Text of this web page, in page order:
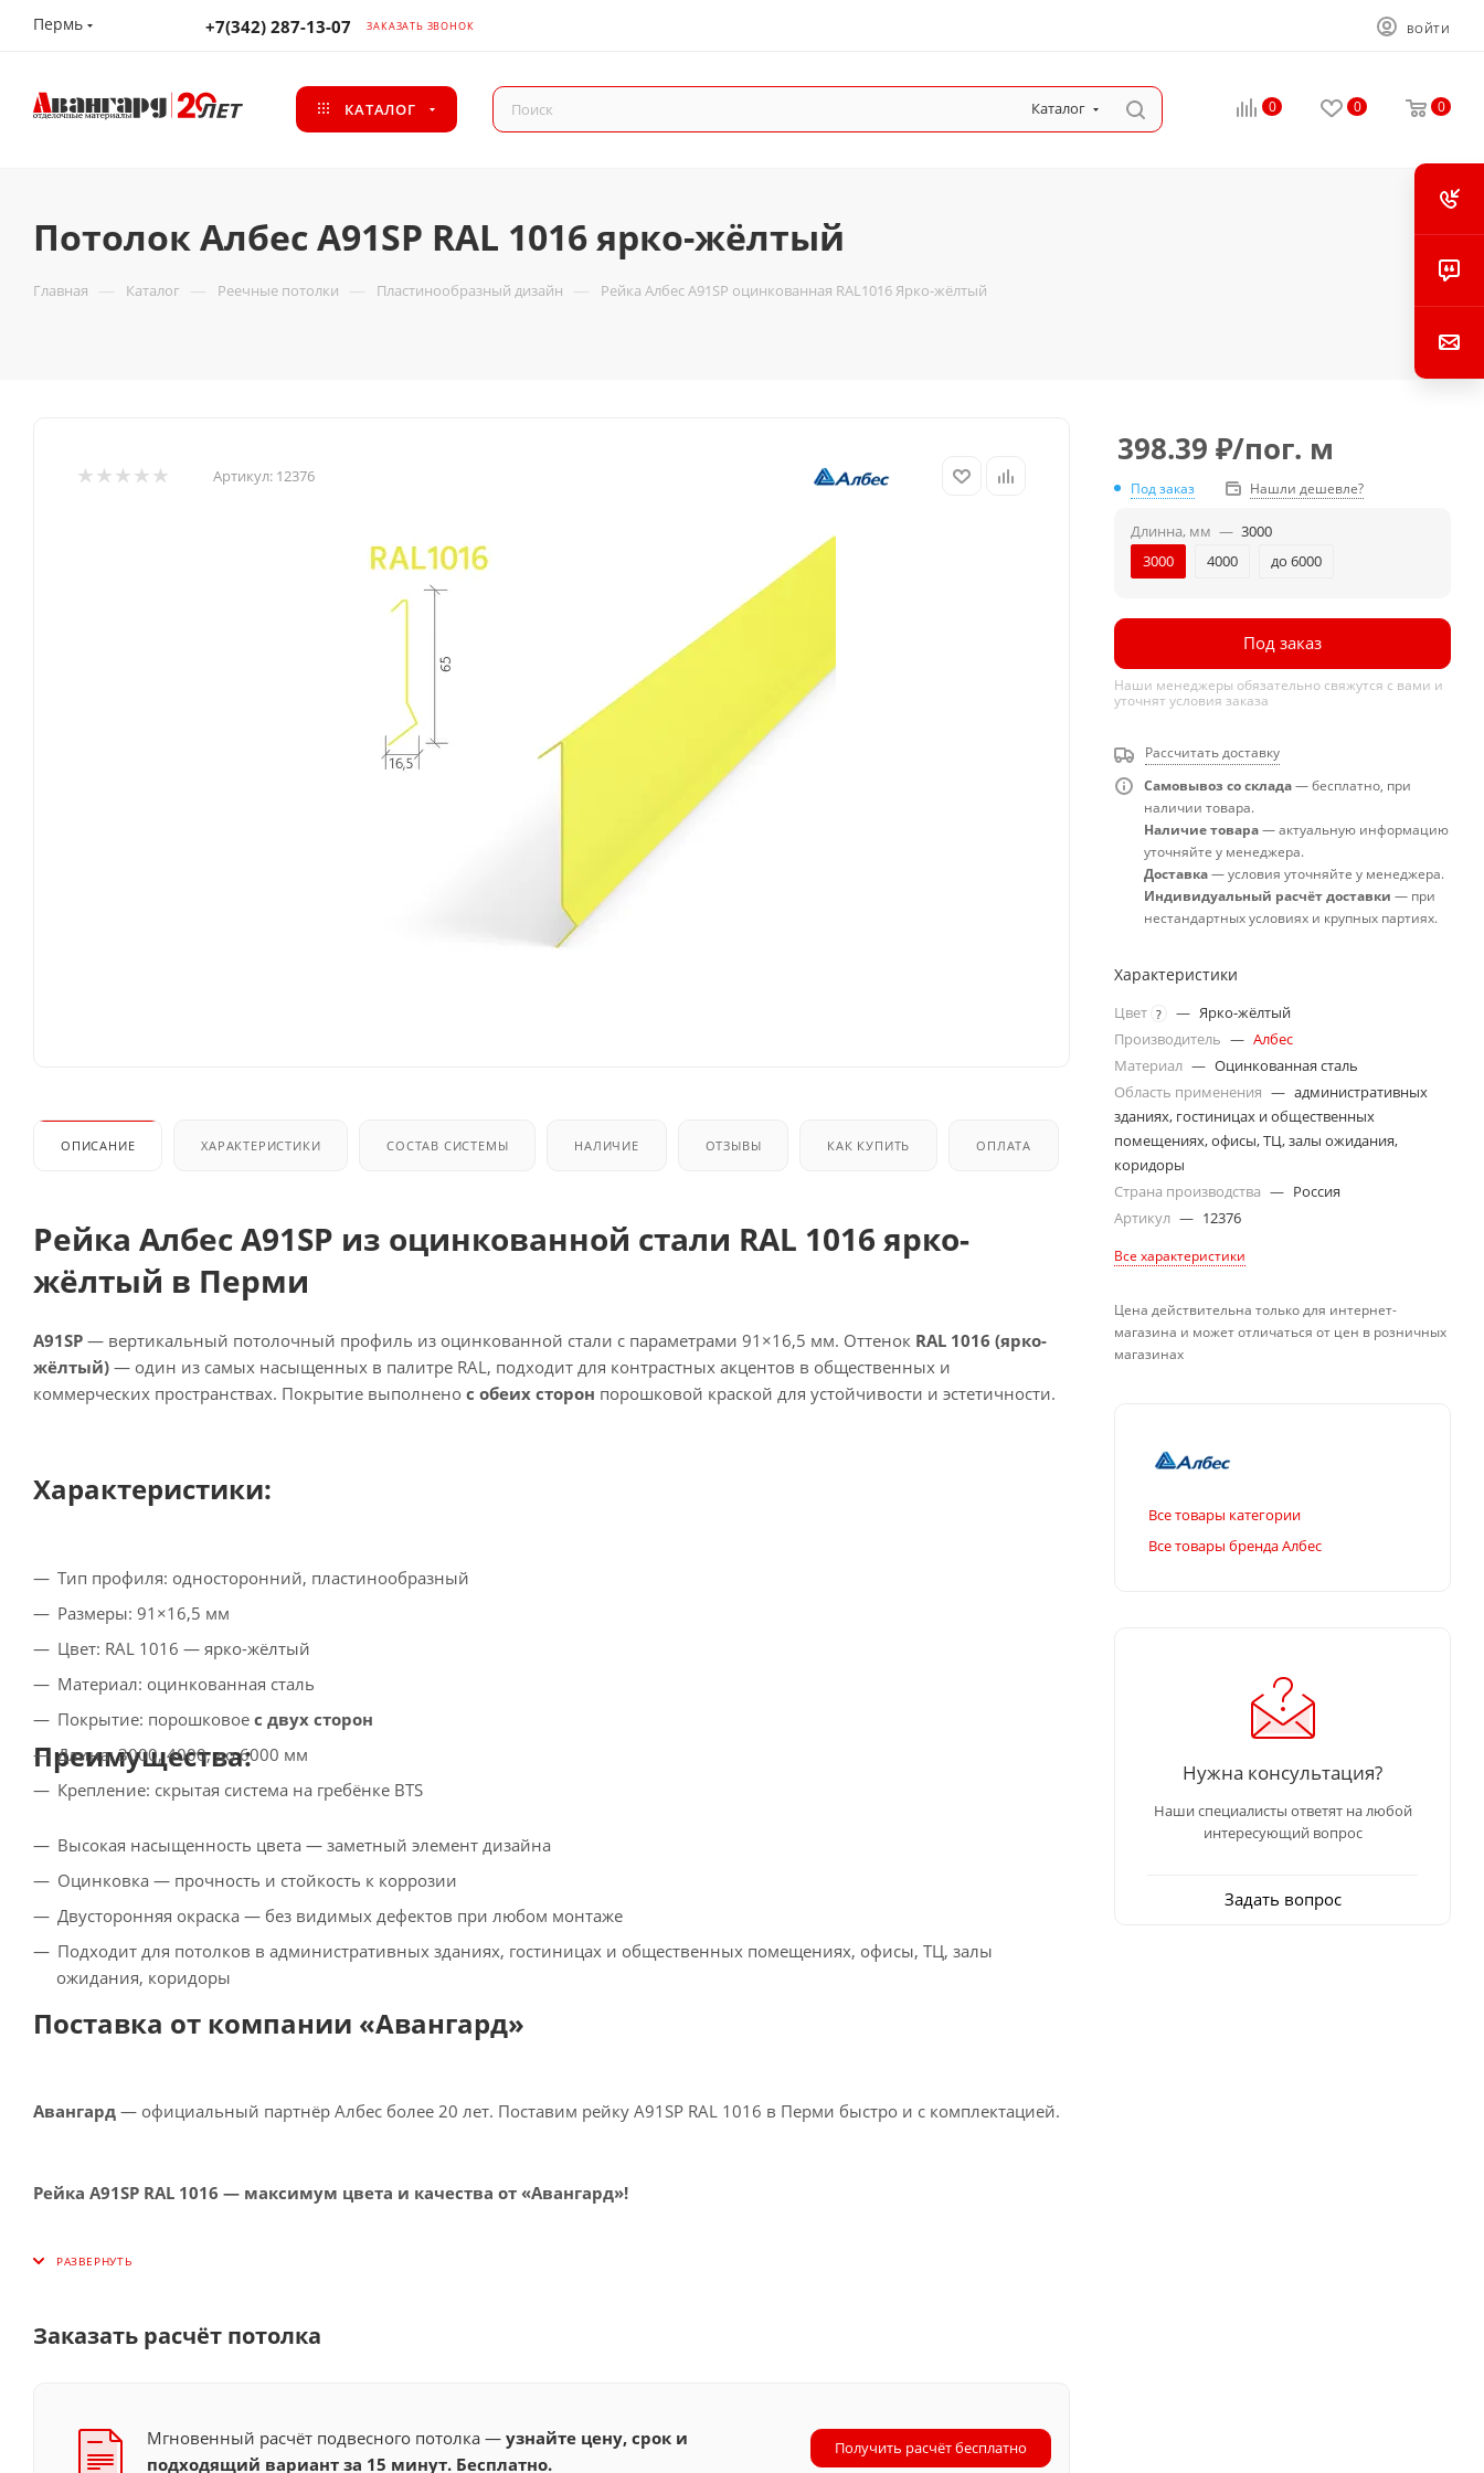
Пермь +7(342) 287-13-07 ЗАКАЗАТЬ ЗВОНОК ВОЙТИ
КАТАЛОГ Каталог 0 0 0
Потолок Албес A91SP RAL 1016 ярко-жёлтый
Главная — Каталог — Реечные потолки — Пластинообразный дизайн — Рейка Албес A91SP оцинкованная RAL1016 Ярко-жёлтый
Артикул: 12376
ОПИСАНИЕ ХАРАКТЕРИСТИКИ СОСТАВ СИСТЕМЫ НАЛИЧИЕ ОТЗЫВЫ КАК КУПИТЬ ОПЛАТА ДОСТАВКА
Рейка Албес A91SP из оцинкованной стали RAL 1016 ярко-
жёлтый в Перми
A91SP — вертикальный потолочный профиль из оцинкованной стали с параметрами 91×16,5 мм. Оттенок RAL 1016 (ярко-
жёлтый) — один из самых насыщенных в палитре RAL, подходит для контрастных акцентов в общественных и
коммерческих пространствах. Покрытие выполнено с обеих сторон порошковой краской для устойчивости и эстетичности.
Характеристики:
Тип профиля: односторонний, пластинообразный
Размеры: 91×16,5 мм
Цвет: RAL 1016 — ярко-жёлтый
Материал: оцинкованная сталь
Покрытие: порошковое с двух сторон
Длина: 3000, 4000, до 6000 мм
Крепление: скрытая система на гребёнке BTS
Преимущества:
Высокая насыщенность цвета — заметный элемент дизайна
Оцинковка — прочность и стойкость к коррозии
Двусторонняя окраска — без видимых дефектов при любом монтаже
Подходит для потолков в административных зданиях, гостиницах и общественных помещениях, офисы, ТЦ, залы
ожидания, коридоры
Поставка от компании «Авангард»
Авангард — официальный партнёр Албес более 20 лет. Поставим рейку A91SP RAL 1016 в Перми быстро и с комплектацией.
Рейка A91SP RAL 1016 — максимум цвета и качества от «Авангард»!
Заказать расчёт потолка
Мгновенный расчёт подвесного потолка —узнайте цену, срок и
подходящий вариант за 15 минут. Бесплатно.
Получить расчёт бесплатно
398.39 ₽/пог. м
Под заказ Нашли дешевле?
Длинна, мм — 3000
3000
4000 до 6000
Под заказ
Наши менеджеры обязательно свяжутся с вами и
уточнят условия заказа
Рассчитать доставку
Самовывоз со склада— бесплатно, при
наличии товара.
Наличие товара— актуальную информацию
уточняйте у менеджера.
Доставка— условия уточняйте у менеджера.
Индивидуальный расчёт доставки — при
нестандартных условиях и крупных партиях.
Характеристики
Цвет ? — Ярко-жёлтый
Производитель — Албес
Материал — Оцинкованная сталь
Область применения — административных
зданиях, гостиницах и общественных
помещениях, офисы, ТЦ, залы ожидания,
коридоры
Страна производства — Россия
Артикул — 12376
Все характеристики
Цена действительна только для интернет-
магазина и может отличаться от цен в розничных
магазинах
Все товары категории
Все товары бренда Албес
Нужна консультация?
Наши специалисты ответят на любой
интересующий вопрос
Задать вопрос